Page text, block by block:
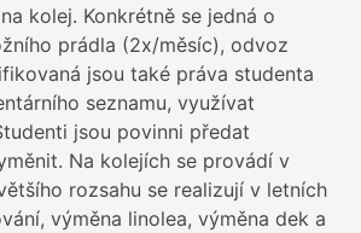
kolej. Konkrétně se jedná o
prádla (2x/měsíc), odvoz
jsou také práva studenta
seznamu, využívat
jsou povinni předat
Na kolejích se provádí v
rozsahu se realizují v letních
výměna linolea, výměna dek a